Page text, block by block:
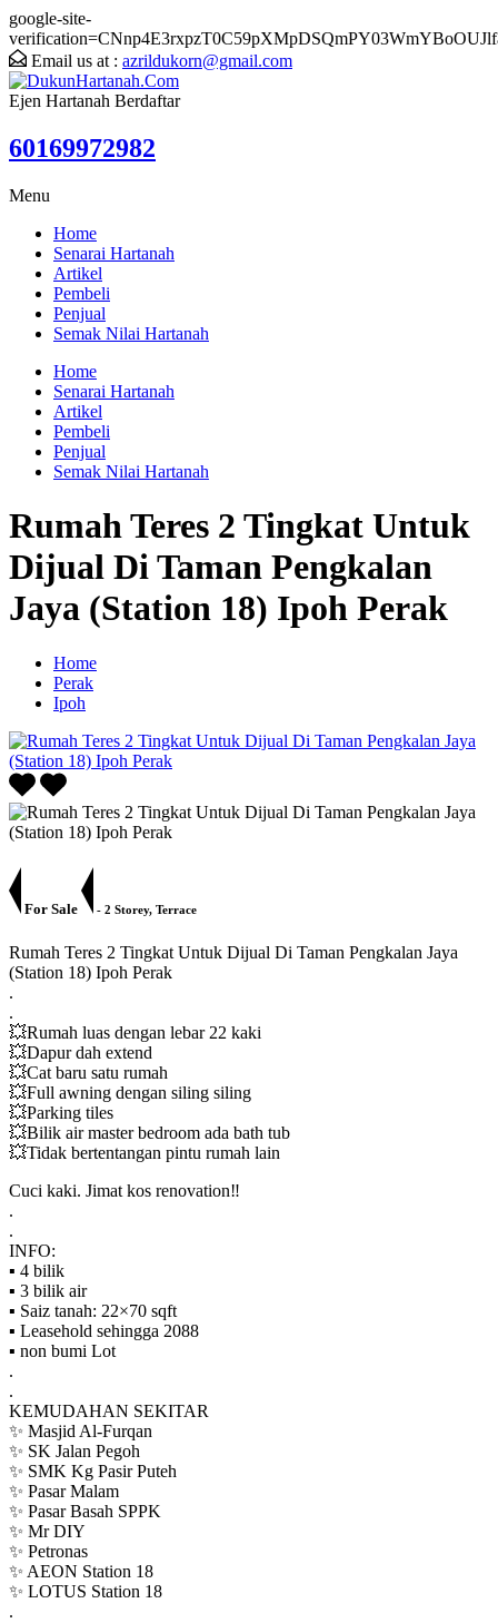
google-site-
Email us at : azrildukorn@gmail.com
Ejen Hartanah Berdaftar
60169972982
Menu
Home
Senarai Hartanah
Artikel
Pembeli
Penjual
Semak Nilai Hartanah
Home
Senarai Hartanah
Artikel
Pembeli
Penjual
Semak Nilai Hartanah
Rumah Teres 2 Tingkat Untuk
Dijual Di Taman Pengkalan
Jaya (Station 18) Ipoh Perak
Home
Perak
Ipoh
For Sale - 2 Storey, Terrace
Rumah Teres 2 Tingkat Untuk Dijual Di Taman Pengkalan Jaya
(Station 18) Ipoh Perak
.
.
💥Rumah luas dengan lebar 22 kaki
💥Dapur dah extend
💥Cat baru satu rumah
💥Full awning dengan siling siling
💥Parking tiles
💥Bilik air master bedroom ada bath tub
💥Tidak bertentangan pintu rumah lain
Cuci kaki. Jimat kos renovation‼️
.
.
INFO:
▪️ 4 bilik
▪️ 3 bilik air
▪️ Saiz tanah: 22×70 sqft
▪️ Leasehold sehingga 2088
▪️ non bumi Lot
.
.
KEMUDAHAN SEKITAR
✨ Masjid Al-Furqan
✨ SK Jalan Pegoh
✨ SMK Kg Pasir Puteh
✨ Pasar Malam
✨ Pasar Basah SPPK
✨ Mr DIY
✨ Petronas
✨ AEON Station 18
✨ LOTUS Station 18
.